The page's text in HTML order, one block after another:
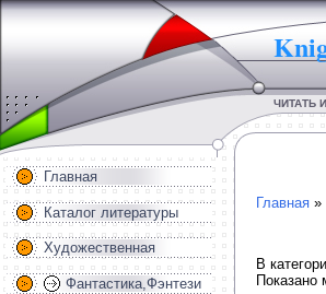
ЧИТАТЬ
Главная
Каталог литературы
Художественная
Фантастика,Фэнтези
Главная »
В
Показано